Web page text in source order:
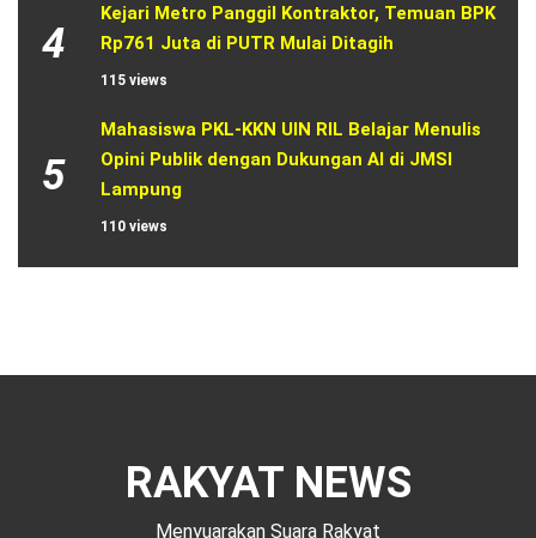
4
Kejari Metro Panggil Kontraktor, Temuan BPK
Rp761 Juta di PUTR Mulai Ditagih
115 views
5
Mahasiswa PKL-KKN UIN RIL Belajar Menulis
Opini Publik dengan Dukungan AI di JMSI
Lampung
110 views
RAKYAT NEWS
Menyuarakan Suara Rakyat